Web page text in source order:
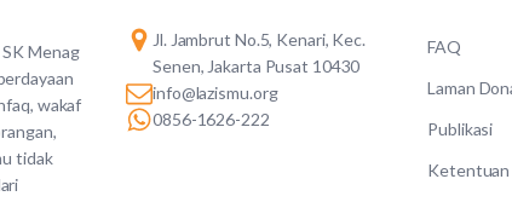
Menag
wakaf
tidak
Jl. Jambrut No.5, Kenari, Kec.
Senen, Jakarta Pusat 10430
info@lazismu.org
0856-1626-222
FAQ
Laman
Publikasi
Ketentuan